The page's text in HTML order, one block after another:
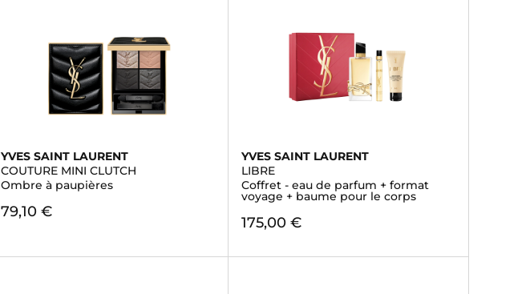
YVES SAINT LAURENT
COUTURE MINI CLUTCH
Ombre à paupières
79,10 €
YVES SAINT LAURENT
LIBRE
Coffret - eau de parfum + format
voyage + baume pour le corps
175,00 €